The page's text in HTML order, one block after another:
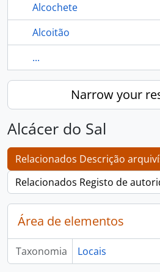
Alcochete
Alcoitão
...
Narrow your
Alcácer do Sal
Relacionados Descrição
Relacionados Registo de
Área de elementos
Taxonomia Locais